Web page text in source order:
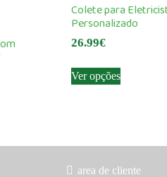
Colete para
Personalizado
26.99€
Ver opçõesproduct
The
options
area de cliente